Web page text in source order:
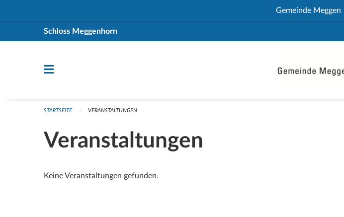
Gemeinde Meggen
Schloss Meggenhorn
STARTSEITE VERANSTALTUNGEN
Veranstaltungen
Keine Veranstaltungen gefunden.